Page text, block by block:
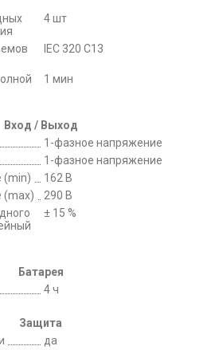
4 шт
IEC 320 C13
1 мин
Вход / Выход
1-фазное напряжение
1-фазное напряжение
(min)
162 В
(max)
290 В
± 15 %
Батарея
4 ч
Защита
да